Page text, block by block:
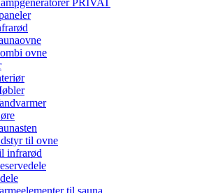
PRIVAT
ovne
til ovne
infrarød
til sauna